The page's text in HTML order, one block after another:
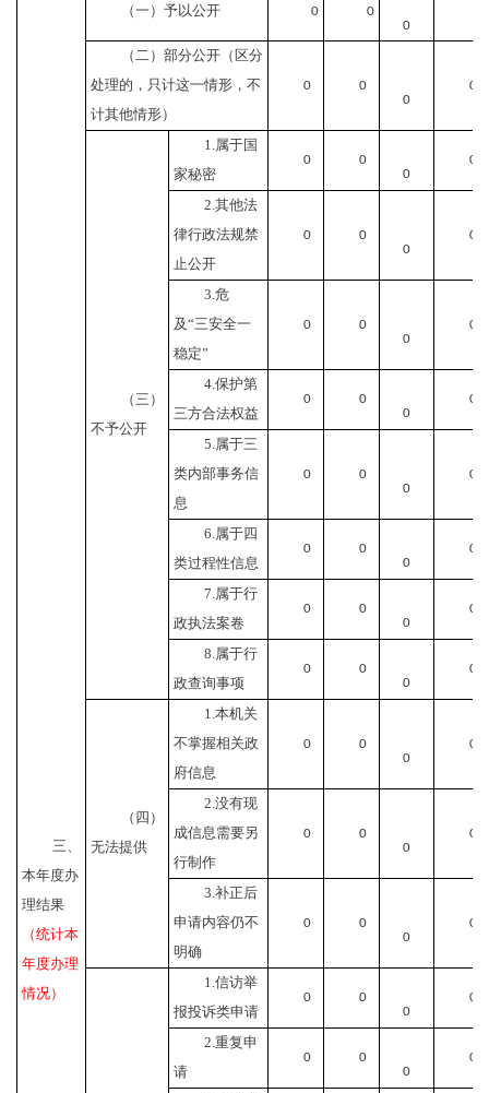
三、
本年度办
理结果
（统计本
年度办理
情况）
（一）予以公开 0
0
0
（二）部分公开（区分
处理的，只计这一情形，不
计其他情形）
0
0
0
0
（三）
不予公开
1.属于国
家秘密
0
0
0
0
2.其他法
律行政法规禁
止公开
0
0
0
0
3.危
及“三安全一
稳定”
0
0
0
0
4.保护第
三方合法权益
0
0
0
0
5.属于三
类内部事务信
息
0
0
0
0
6.属于四
类过程性信息
0
0
0
0
7.属于行
政执法案卷
0
0
0
0
8.属于行
政查询事项
0
0
0
0
（四）
无法提供
1.本机关
不掌握相关政
府信息
0
0
0
0
2.没有现
成信息需要另
行制作
0
0
0
0
3.补正后
申请内容仍不
明确
0
0
0
0
1.信访举
报投诉类申请
0
0
0
0
2.重复申
请
0
0
0
0